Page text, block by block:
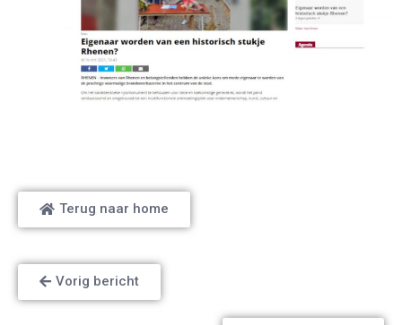
Terug naar home
Vorig bericht